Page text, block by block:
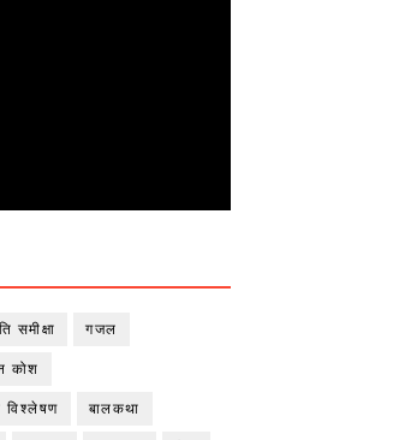
समीक्षा गजल
कोश
विश्लेषण बालकथा